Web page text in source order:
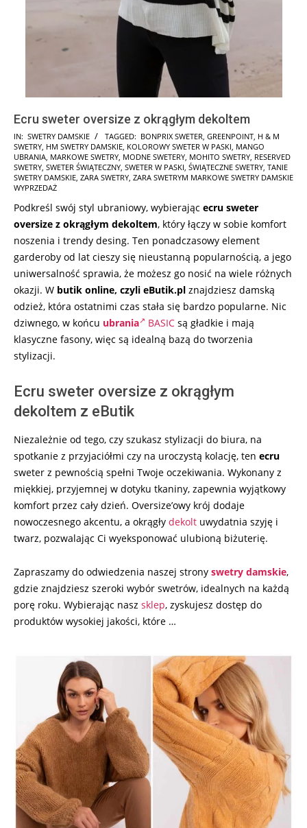
Ecru sweter oversize z okrągłym dekoltem
2025-
11-
17
IN: SWETRY DAMSKIE TAGGED: BONPRIX SWETER, GREENPOINT, H & M
SWETRY, HM SWETRY DAMSKIE, KOLOROWY SWETER W PASKI, MANGO
UBRANIA, MARKOWE SWETRY, MODNE SWETERY, MOHITO SWETRY, RESERVED
SWETRY, SWETER ŚWIĄTECZNY, SWETER W PASKI, ŚWIĄTECZNE SWETRY, TANIE
SWETRY DAMSKIE, ZARA SWETRY, ZARA SWETRYM MARKOWE SWETRY DAMSKIE
WYPRZEDAŻ
Podkreśl swój styl ubraniowy, wybierając ecru sweter
oversize z okrągłym dekoltem, który łączy w sobie komfort
noszenia i trendy desing. Ten ponadczasowy element
garderoby od lat cieszy się nieustanną popularnością, a jego
uniwersalność sprawia, że możesz go nosić na wiele różnych
okazji. W butik online, czyli eButik.pl znajdziesz damską
odzież, która ostatnimi czas stała się bardzo popularne. Nic
dziwnego, w końcu ubrania BASIC są gładkie i mają
klasyczne fasony, więc są idealną bazą do tworzenia
stylizacji.
Ecru sweter oversize z okrągłym
dekoltem z eButik
Niezależnie od tego, czy szukasz stylizacji do biura, na
spotkanie z przyjaciółmi czy na uroczystą kolację, ten ecru
sweter z pewnością spełni Twoje oczekiwania. Wykonany z
miękkiej, przyjemnej w dotyku tkaniny, zapewnia wyjątkowy
komfort przez cały dzień. Oversize’owy krój dodaje
nowoczesnego akcentu, a okrągły dekolt uwydatnia szyję i
twarz, pozwalając Ci wyeksponować ulubioną biżuterię.
Zapraszamy do odwiedzenia naszej strony swetry damskie,
gdzie znajdziesz szeroki wybór swetrów, idealnych na każdą
porę roku. Wybierając nasz sklep, zyskujesz dostęp do
produktów wysokiej jakości, które …